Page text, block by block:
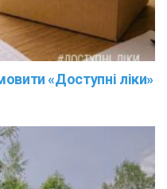
«Доступні ліки»